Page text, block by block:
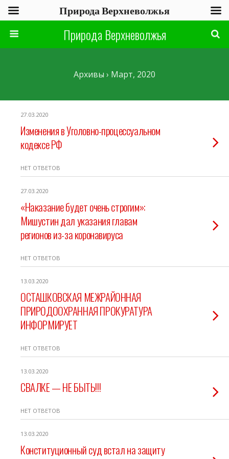
Природа Верхневолжья
Архивы › Март, 2020
27.03.2020
Изменения в Уголовно-процессуальном
кодексе РФ
НЕТ ОТВЕТОВ
27.03.2020
«Наказание будет очень строгим»:
Мишустин дал указания главам
регионов из-за коронавируса
НЕТ ОТВЕТОВ
13.03.2020
ОСТАШКОВСКАЯ МЕЖРАЙОННАЯ
ПРИРОДООХРАННАЯ ПРОКУРАТУРА
ИНФОРМИРУЕТ
НЕТ ОТВЕТОВ
13.03.2020
СВАЛКЕ — НЕ БЫТЬ!!!
НЕТ ОТВЕТОВ
13.03.2020
Конституционный суд встал на защиту
Природа Верхневолжья